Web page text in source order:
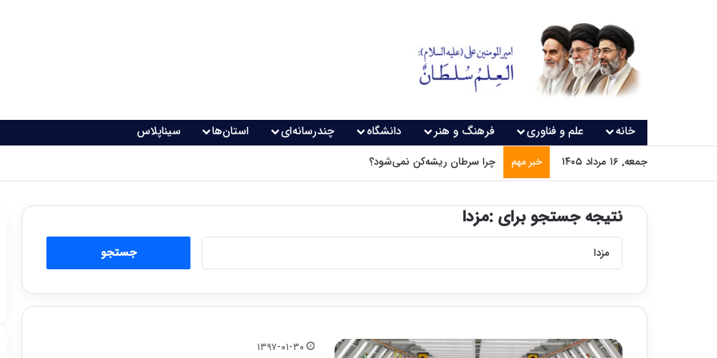
خانه علم و فناوری فرهنگ و هنر دانشگاه چندرسانه‌ای استان‌ها سیناپلاس
جمعه, ۱۶ مرداد ۱۴۰۵ خبر مهم چرا سرطان ریشه‌کن نمی‌شود؟
نتیجه جستجو برای :مزدا
جستجو
۱۳۹۷-۰۱-۳۰